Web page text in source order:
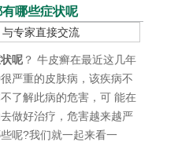
哪些症状呢
专家直接交流
呢 ？ 牛皮癣在最近这几年
严重的皮肤病，该疾病不
了解此病的危害，可 能在
做好治疗，危害越来越严
呢?我们就一起来看一